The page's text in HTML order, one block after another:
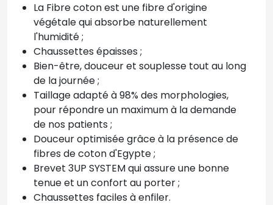
La Fibre coton est une fibre d'origine
végétale qui absorbe naturellement
l'humidité ;
Chaussettes épaisses ;
Bien-être, douceur et souplesse tout au long
de la journée ;
Taillage adapté à 98% des morphologies,
pour répondre un maximum à la demande
de nos patients ;
Douceur optimisée grâce à la présence de
fibres de coton d'Egypte ;
Brevet 3UP SYSTEM qui assure une bonne
tenue et un confort au porter ;
Chaussettes faciles à enfiler.